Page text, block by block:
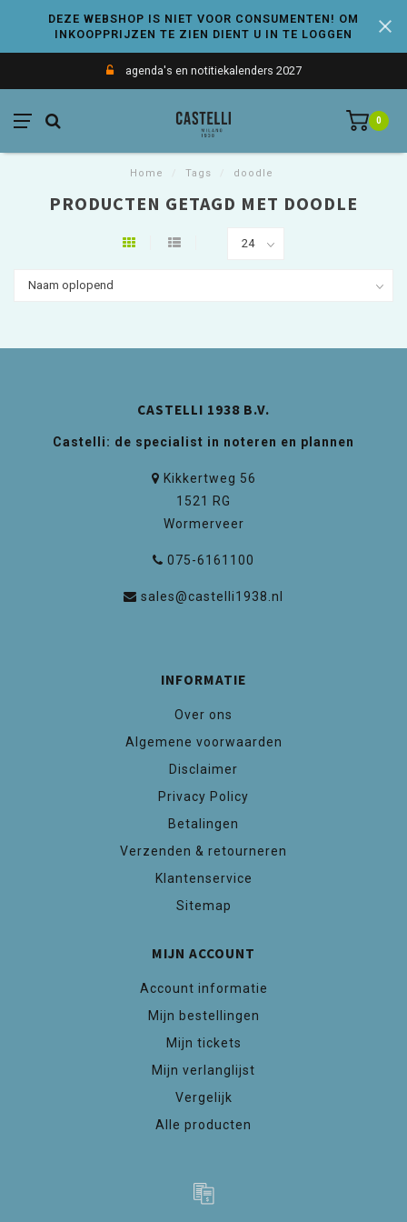
DEZE WEBSHOP IS NIET VOOR CONSUMENTEN! OM
INKOOPPRIJZEN TE ZIEN DIENT U IN TE LOGGEN
agenda's en notitiekalenders 2027
0
Home Tags doodle
PRODUCTEN GETAGD MET DOODLE
CASTELLI 1938 B.V.
Castelli: de specialist in noteren en plannen
Kikkertweg 56
1521 RG
Wormerveer
075-6161100
sales@castelli1938.nl
INFORMATIE
Over ons
Algemene voorwaarden
Disclaimer
Privacy Policy
Betalingen
Verzenden & retourneren
Klantenservice
Sitemap
MIJN ACCOUNT
Account informatie
Mijn bestellingen
Mijn tickets
Mijn verlanglijst
Vergelijk
Alle producten